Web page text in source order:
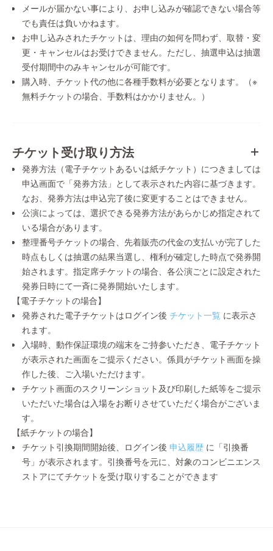
メールが届かない事により、お申し込みが確認できない場合等
でも責任は負いかねます。
お申し込みされたチケットは、理由の如何を問わず、取替・変
更・キャンセルはお受けできません。ただし、抽選申込は抽選
受付期間中のみキャンセルが可能です。
購入時、チケット代の他に各種手数料が必要となります。（※
無料チケットの場合、手数料はかかりません。）
チケット受け取り方法
発券方法（電子チケットあるいは紙チケット）につきましては
申込画面で「発券方法」として表示された内容に基づきます。
なお、発券方法は申込完了後に変更することはできません。
公演によっては、選択できる発券方法があらかじめ指定されて
いる場合があります。
整理番号チケットの場合、先着販売の代金の支払いが完了した
時点もしくは抽選の結果当選し、権利が確定した時点で発券開
始されます。指定席チケットの場合、各公演ごとに設定された
発券日時にて一斉に発券開始いたします。
【電子チケットの場合】
発券された電子チケットはログイン後 チケット一覧 に表示さ
れます。
入場時、動作保証環境の端末をご持参いただき、電子チケット
が表示された画面をご提示ください。係員がチケット画面を操
作した後、ご入場いただけます。
チケット画面のスクリーンショット及び印刷した紙等をご提示
いただいた場合は入場をお断りさせていただく場合がございま
す。
【紙チケットの場合】
チケット引換期間開始後、ログイン後 申込履歴 に「引換番
号」が表示されます。引換番号を元に、対象のコンビニエンス
ストアにてチケットを受け取りすることができます